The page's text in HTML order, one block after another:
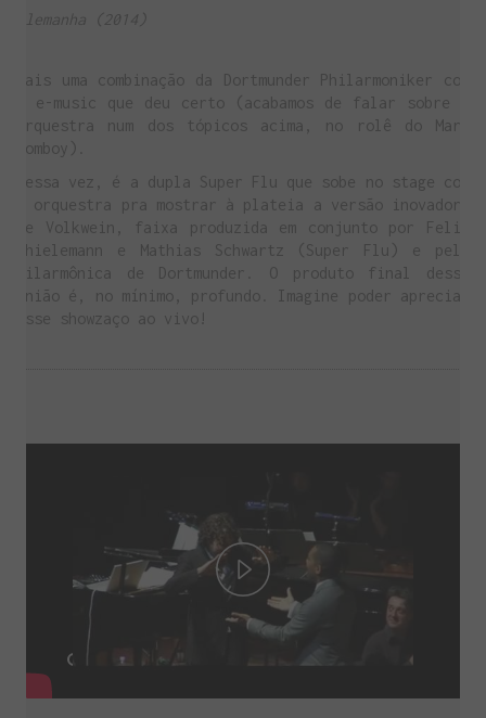
Alemanha (2014)
Mais uma combinação da Dortmunder Philarmoniker com
a e-music que deu certo (acabamos de falar sobre a
orquestra num dos tópicos acima, no rolê do Marc
Romboy).
Dessa vez, é a dupla Super Flu que sobe no stage com
a orquestra pra mostrar à plateia a versão inovadora
de Volkwein, faixa produzida em conjunto por Felix
Thielemann e Mathias Schwartz (Super Flu) e pela
filarmônica de Dortmunder. O produto final dessa
união é, no mínimo, profundo. Imagine poder apreciar
esse showzaço ao vivo!
Play
Video